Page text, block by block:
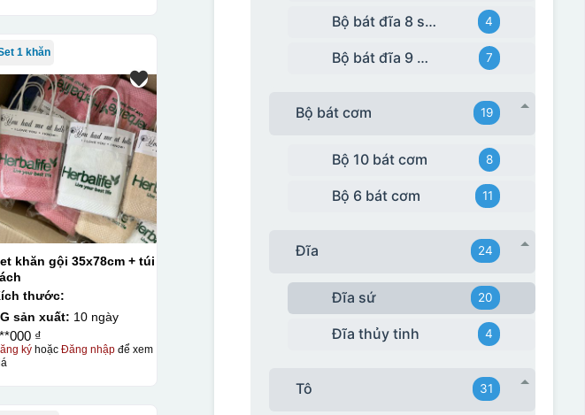
1 khăn
khăn gội 35x78cm + túi
thước:
sản xuất: 10 ngày
₫
ký hoặcĐăng nhập để xem
Bộ bát đĩa 8 sản phẩm 4
Bộ bát đĩa 9 món 7
Bộ bát cơm 19
Bộ 10 bát cơm 8
Bộ 6 bát cơm 11
Đĩa 24
Đĩa sứ 20
Đĩa thủy tinh 4
Tô 31